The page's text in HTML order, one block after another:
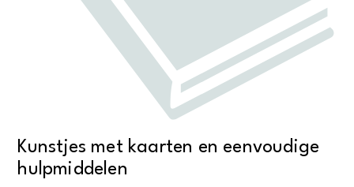
Kunstjes met kaarten en eenvoudige
hulpmiddelen